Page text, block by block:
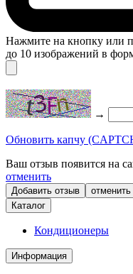
Нажмите на кнопку или
до 10 изображений в
→
Обновить капчу
Ваш отзыв появится на
отменить
отменить
Каталог
Кондиционеры
Информация